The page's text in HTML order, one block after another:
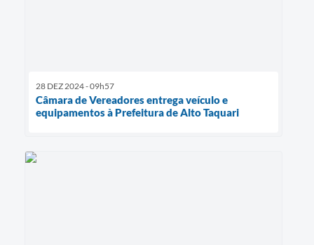
28 DEZ 2024 - 09h57
Câmara de Vereadores entrega veículo e
equipamentos à Prefeitura de Alto Taquari